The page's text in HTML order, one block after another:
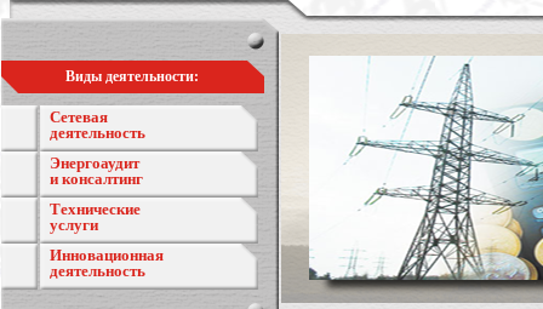
Виды деятельности:
Сетевая
деятельность
Энергоаудит
и консалтинг
Технические
услуги
Инновационная
деятельность